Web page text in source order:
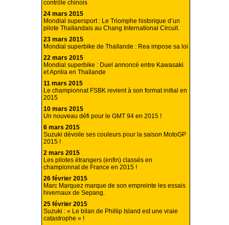
contrôle chinois
24 mars 2015
Mondial supersport : Le Triomphe historique d’un
pilote Thaïlandais au Chang International Circuit.
23 mars 2015
Mondial superbike de Thaïlande : Rea impose sa loi
22 mars 2015
Mondial superbike : Duel annoncé entre Kawasaki
et Aprilia en Thaïlande
11 mars 2015
Le championnat FSBK revient à son format initial en
2015
10 mars 2015
Un nouveau défi pour le GMT 94 en 2015 !
6 mars 2015
Suzuki dévoile ses couleurs pour la saison MotoGP
2015 !
2 mars 2015
Les pilotes étrangers (enfin) classés en
championnat de France en 2015 !
26 février 2015
Marc Marquez marque de son empreinte les essais
hivernaux de Sepang.
25 février 2015
Suzuki : « Le bilan de Phillip Island est une vraie
catastrophe » !